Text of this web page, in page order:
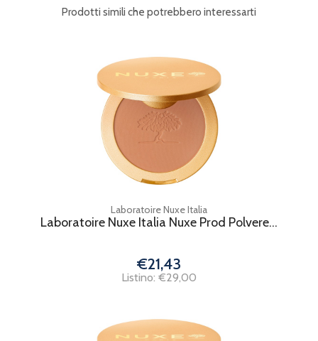
Prodotti simili che potrebbero interessarti
Laboratoire Nuxe Italia
Laboratoire Nuxe Italia Nuxe Prod Polvere...
€21,43
Listino: €29,00